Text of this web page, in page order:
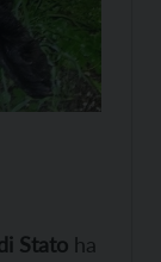
Stato ha